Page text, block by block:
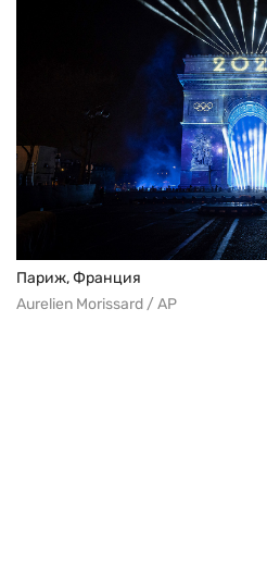
Париж, Франция
Aurelien Morissard / AP